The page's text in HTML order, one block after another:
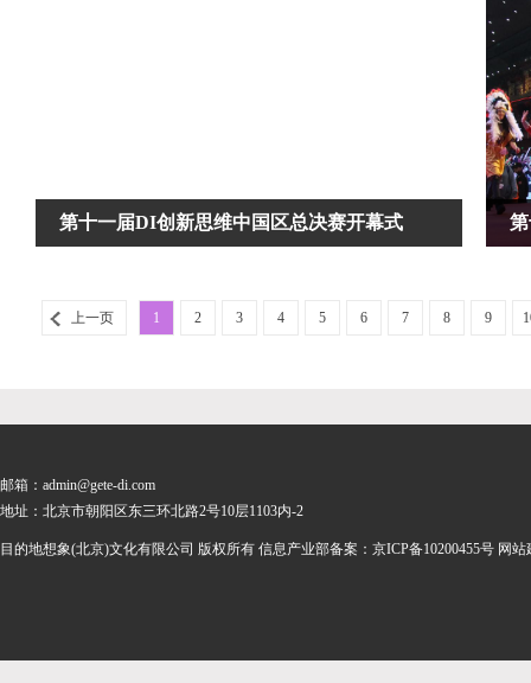
第十一届DI创新思维中国区总决赛开幕式
上一页 1 2 3 4 5 6 7 8 9
邮箱：admin@gete-di.com
地址：北京市朝阳区东三环北路2号10层1103内-2
目的地想象(北京)文化有限公司 版权所有 信息产业部备案： 京ICP备10200455号 网站